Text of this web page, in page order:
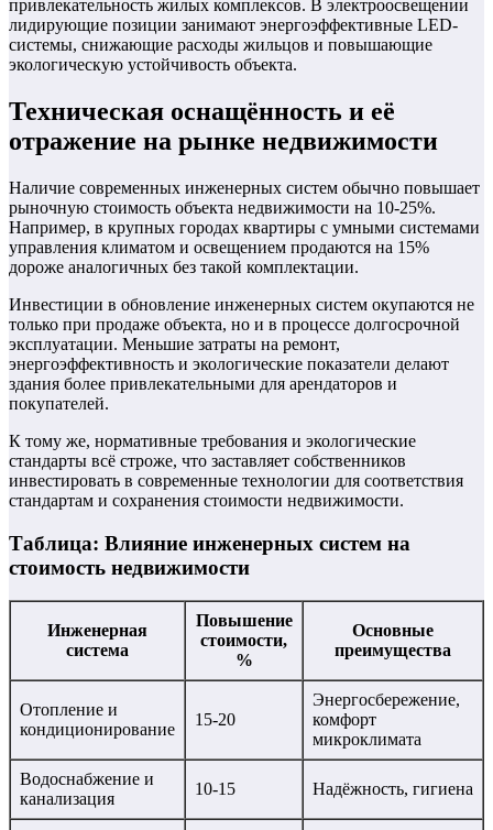
привлекательность жилых комплексов. В электроосвещении
лидирующие позиции занимают энергоэффективные LED-
системы, снижающие расходы жильцов и повышающие
экологическую устойчивость объекта.
Техническая оснащённость и её
отражение на рынке недвижимости
Наличие современных инженерных систем обычно повышает
рыночную стоимость объекта недвижимости на 10-25%.
Например, в крупных городах квартиры с умными системами
управления климатом и освещением продаются на 15%
дороже аналогичных без такой комплектации.
Инвестиции в обновление инженерных систем окупаются не
только при продаже объекта, но и в процессе долгосрочной
эксплуатации. Меньшие затраты на ремонт,
энергоэффективность и экологические показатели делают
здания более привлекательными для арендаторов и
покупателей.
К тому же, нормативные требования и экологические
стандарты всё строже, что заставляет собственников
инвестировать в современные технологии для соответствия
стандартам и сохранения стоимости недвижимости.
Таблица: Влияние инженерных систем на
стоимость недвижимости
Инженерная
система
Повышение
стоимости,
%
Основные
преимущества
Отопление и
кондиционирование
15-20
Энергосбережение,
комфорт
микроклимата
Водоснабжение и
канализация
10-15 Надёжность, гигиена